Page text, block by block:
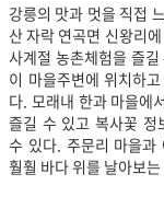
강릉의 맛과 멋을 직접
산 자락 연곡면 신왕리
사계절 농촌체험을 즐
이 마을주변에 위치하
다. 모래내 한과 마을에
즐길 수 있고 복사꽃 정
수 있다. 주문리 마을과
훨훨 바다 위를 날아보